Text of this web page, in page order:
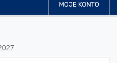
MOJE KONTO